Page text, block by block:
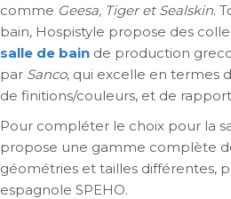
comme Geesa, TigeretSealskin.
bain, Hospistyle propose des
salle de bain de production
par Sanco, qui excelle en termes
de finitions/couleurs, et de
Pour compléter le choix pour la
propose une gamme complète
géométries et tailles différentes,
espagnole SPEHO.